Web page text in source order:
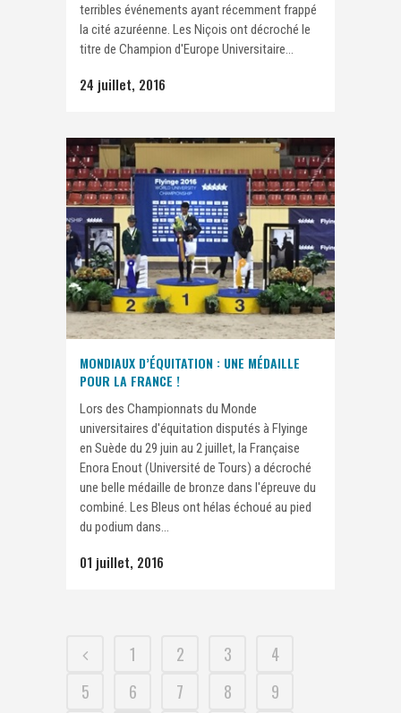
terribles événements ayant récemment frappé
la cité azuréenne. Les Niçois ont décroché le
titre de Champion d'Europe Universitaire...
24 juillet, 2016
MONDIAUX D’ÉQUITATION : UNE MÉDAILLE
POUR LA FRANCE !
Lors des Championnats du Monde
universitaires d'équitation disputés à Flyinge
en Suède du 29 juin au 2 juillet, la Française
Enora Enout (Université de Tours) a décroché
une belle médaille de bronze dans l'épreuve du
combiné. Les Bleus ont hélas échoué au pied
du podium dans...
01 juillet, 2016
1 2 3
4
5
6 7 8
9